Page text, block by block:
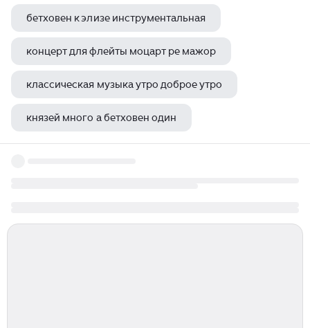
бетховен к элизе инструментальная
концерт для флейты моцарт ре мажор
классическая музыка утро доброе утро
князей много а бетховен один